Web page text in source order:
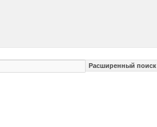
Расширенный поиск